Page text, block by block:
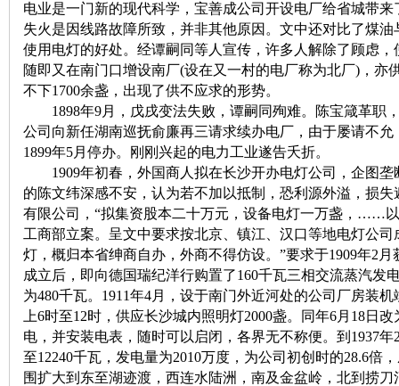
电业是一门新的现代科学，宝善成公司开设电厂给省城带
失火是因线路故障所致，并非其他原因。文中还对比了煤
使用电灯的好处。经谭嗣同等人宣传，许多人解除了顾虑
随即又在南门口增设南厂(设在又一村的电厂称为北厂)，亦
不下1700余盏，出现了供不应求的形势。
1898年9月，戊戌变法失败，谭嗣同殉难。陈宝箴革职
公司向新任湖南巡抚俞廉再三请求续办电厂，由于屡请不
1899年5月停办。刚刚兴起的电力工业遂告夭折。
1909年初春，外国商人拟在长沙开办电灯公司，企图垄
的陈文纬深感不安，认为若不加以抵制，恐利源外溢，损
有限公司，“拟集资股本二十万元，设备电灯一万盏，……
工商部立案。呈文中要求按北京、镇江、汉口等地电灯公
灯，概归本省绅商自办，外商不得仿设。”要求于1909年2
成立后，即向德国瑞纪洋行购置了160千瓦三相交流蒸汽发
为480千瓦。1911年4月，设于南门外近河处的公司厂房装
上6时至12时，供应长沙城内照明灯2000盏。同年6月18日
电，并安装电表，随时可以启闭，各界无不称便。到1937
至12240千瓦，发电量为2010万度，为公司初创时的28.6倍
围扩大到东至湖迹渡，西连水陆洲，南及金盆岭，北到捞